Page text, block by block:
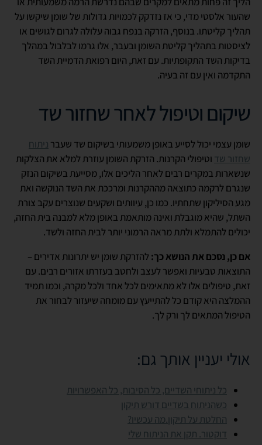
שהעור אלסטי מדי, כי אז נזדקק לכמויות גדולות של שומן שיקשו על
תהליך קליטתו. בנוסף, הזרקה בנפח גבוה עלולה לגרום לגושים או
לציסטות בתהליך קליטת השומן ובעבר, אלו גרמו לבלבול במהלך
בדיקות השד התקופתיות. עם זאת, היום רפואת הדמיית השד
התקדמה ואין עם זה בעיה.
שיקום וטיפול לאחר שחזור שד
שומן עצמי יכול לסייע באופן משמעותי בשיקום שד שעבר ניתוח
שחזור שד וטיפולי הקרנות. הזרקת השומן עוזרת למלא את הצלקות
שנשארות במקרים רבים לאחר הליכים אלו, מסייעת בשיקום הנזק
שנגרם לרקמה כתוצאה מההקרנות ומרככת את השד הנוקשה ואת
מגע הסיליקון שתחתיו. כמו כן, עיוותים ושקעים שנוצרים עקב צורת
השתל, שהיא מוגבלת ואינה מותאמת באופן מלא למבנה בית החזה,
יכולים להתמלא ולתת מראה הרמוני יותר לבית החזה ולשד.
אם כן, נסכם את הנושא כך: להזרקת שומן יש יתרונות אדירים –
התוצאות טבעיות ואפשר לעצב ולחטב בעזרתו אזורים רבים. עם
זאת, טיפולים אלו לא מתאימים לכל אחד ולכל מקרה, וכמו תמיד
ההמלצה היא קודם כל להתייעץ עם מומחה שיעזור לבחור את
הטיפול המתאים לך ורק לך.
אולי יעניין אותך גם:
כל ניתוחי השדיים, כל הסיבות, כל האפשרויות
כשהניתוח בשדיים דורש תיקון
החלטת על תיקון.מה עכשיו?
דוקטור. תקן את הניתוח שלי